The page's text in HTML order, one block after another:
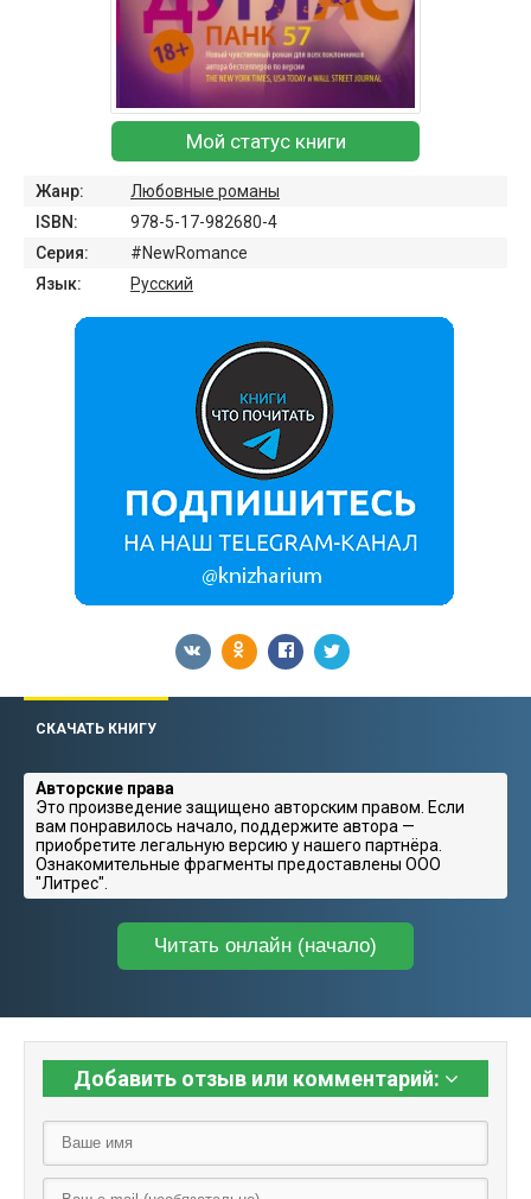
Мой статус книги
Жанр:
Любовные романы
ISBN:
978-5-17-982680-4
Серия:
#NewRomance
Язык:
Русский
СКАЧАТЬ КНИГУ
Авторские права
Это произведение защищено авторским правом. Если
вам понравилось начало, поддержите автора —
приобретите легальную версию у нашего партнёра.
Ознакомительные фрагменты предоставлены ООО
"Литрес".
Читать онлайн (начало)
Добавить отзыв или комментарий: